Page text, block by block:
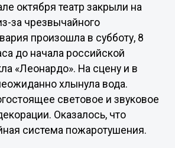
октября театр закрыли на
за чрезвычайного
произошла в субботу, 8
до начала российской
«Леонардо». На сцену и в
хлынула вода.
световое и звуковое
Оказалось, что
система пожаротушения.